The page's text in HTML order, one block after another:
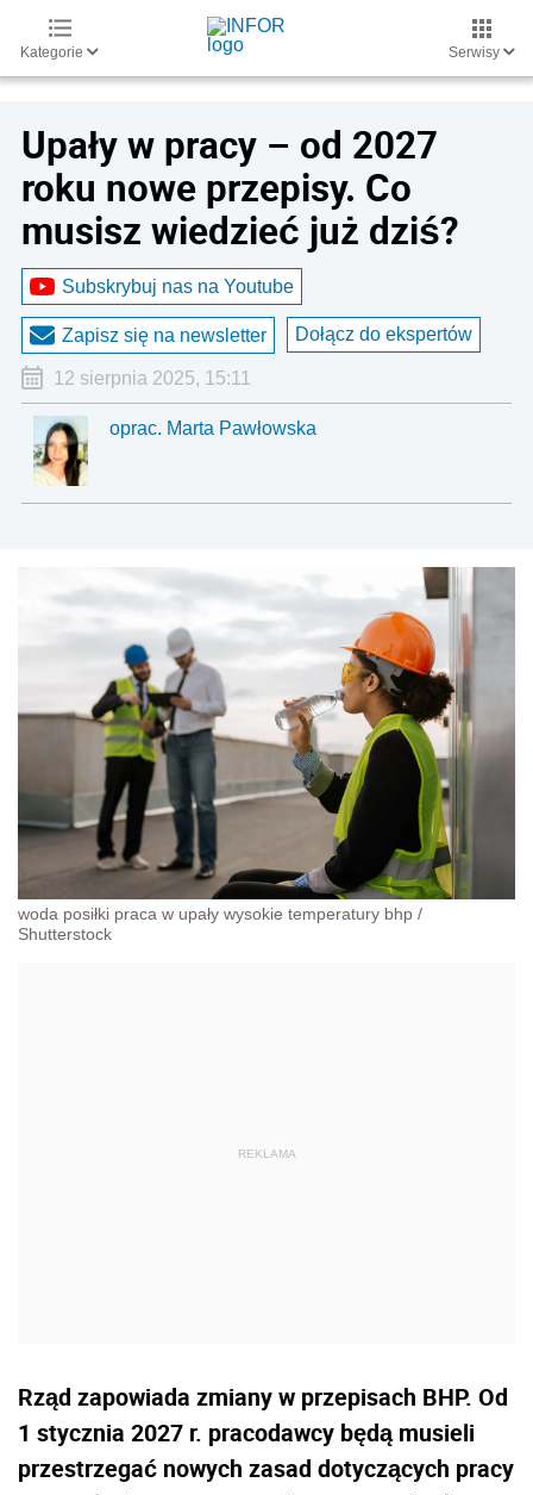
Kategorie Serwisy
Upały w pracy – od 2027
roku nowe przepisy. Co
musisz wiedzieć już dziś?
Subskrybuj nas na Youtube
Zapisz się na newsletter Dołącz do ekspertów
12 sierpnia 2025, 15:11
oprac. Marta Pawłowska
woda posiłki praca w upały wysokie temperatury bhp /
Shutterstock
Rząd zapowiada zmiany w przepisach BHP. Od
1 stycznia 2027 r. pracodawcy będą musieli
przestrzegać nowych zasad dotyczących pracy